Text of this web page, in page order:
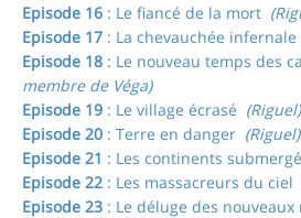
Episode 16 : Le fiancé de la mort
Episode 17 : La chevauchée infernale
Episode 18 : Le nouveau temps des
membre de Véga)
Episode 19 : Le village écrasé (Riguel)
Episode 20 : Terre en danger (Riguel)
Episode 21 : Les continents
Episode 22 : Les massacreurs du ciel
Episode 23 : Le déluge des nouveaux